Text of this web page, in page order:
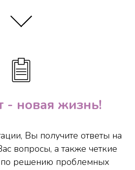
- новая жизнь!
Вы получите ответы на
вопросы, а также четкие
решению проблемных